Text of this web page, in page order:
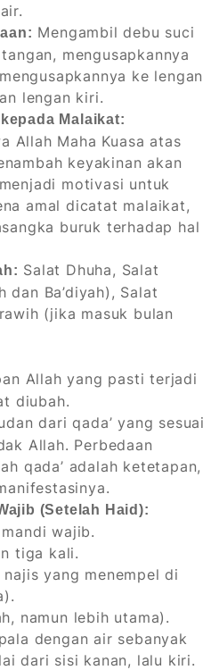
Mengambil debu suci
mengusapkannya
ke lengan
lengan kiri.
Malaikat:
Allah Maha Kuasa atas
keyakinan akan
motivasi untuk
amal dicatat malaikat,
buruk terhadap hal
Salat Dhuha, Salat
dan Ba’diyah), Salat
(jika masuk bulan
Allah yang pasti terjadi
diubah.
dari qada’ yang sesuai
Allah. Perbedaan
qada’ adalah ketetapan,
(Setelah Haid):
wajib.
tiga kali.
najis yang menempel di
namun lebih utama).
dengan air sebanyak
dari sisi kanan, lalu kiri.